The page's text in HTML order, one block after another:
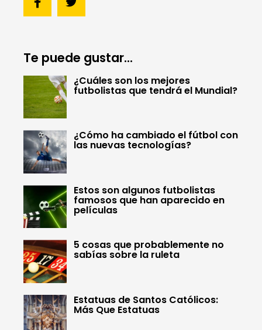
Te puede gustar...
¿Cuáles son los mejores
futbolistas que tendrá el Mundial?
¿Cómo ha cambiado el fútbol con
las nuevas tecnologías?
Estos son algunos futbolistas
famosos que han aparecido en
películas
5 cosas que probablemente no
sabías sobre la ruleta
Estatuas de Santos Católicos:
Más Que Estatuas